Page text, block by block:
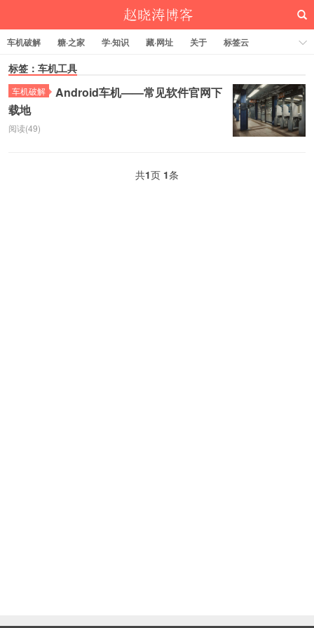
车机破解 糖·之家 学·知识 藏·网址 关于 标签云
标签：车机工具
车机破解
Android车机——常见软件官网下
载地
阅读(49)
共1页 1条